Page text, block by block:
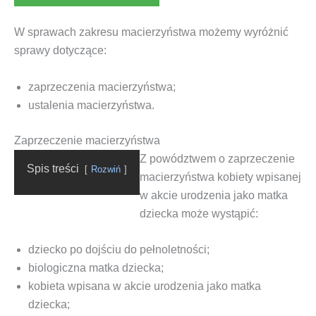
W spra­wach zakre­su macie­rzyń­stwa może­my wyróż­nić
spra­wy dotyczące:
zaprze­cze­nia macie­rzyń­stwa;
usta­le­nia macierzyństwa.
Zaprzeczenie macierzyństwa
Spis tre­ści Roz­wiń
Z powódz­twem o zaprze­cze­nie
macie­rzyń­stwa kobie­ty wpi­sa­nej
w akcie uro­dze­nia jako mat­ka
dziec­ka może wystąpić:
dziec­ko po doj­ściu do pełnoletności;
bio­lo­gicz­na mat­ka dziecka;
kobie­ta wpi­sa­na w akcie uro­dze­nia jako mat­ka
dziecka;